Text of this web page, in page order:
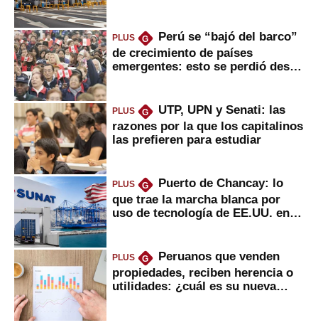
PLUS G
Perú se “bajó del barco”
de crecimiento de países
emergentes: esto se perdió desde
PLUS G
UTP, UPN y Senati: las
razones por la que los capitalinos
las prefieren para estudiar
PLUS G
Puerto de Chancay: lo
que trae la marcha blanca por
uso de tecnología de EE.UU. en
PLUS G
Peruanos que venden
propiedades, reciben herencia o
utilidades: ¿cuál es su nueva